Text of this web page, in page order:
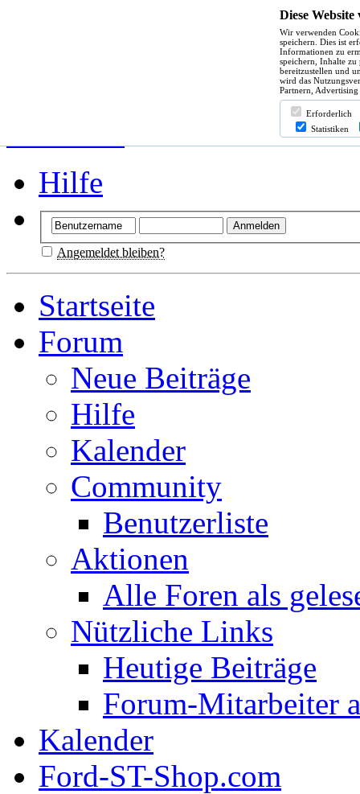
Hilfe
Angemeldet bleiben?
Startseite
Forum
Neue Beiträge
Hilfe
Kalender
Community
Benutzerliste
Aktionen
Alle Foren als
Nützliche Links
Heutige Beiträge
Forum-Mitarbeiter
Kalender
Ford-ST-Shop.com
Diese
Wir verwenden
speichern. Dies ist
Informationen zu
speichern, Inhalte
bereitzustellen und
wird das
Partnern,
Erforderlich
Statistiken